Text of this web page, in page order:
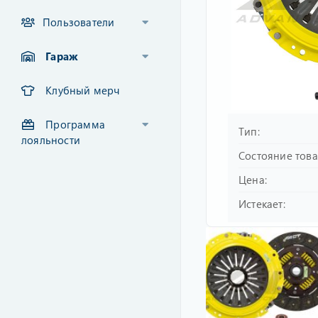
Пользователи
Гараж
Клубный мерч
Программа
лояльности
Тип
Состояние
Цена
Истекает